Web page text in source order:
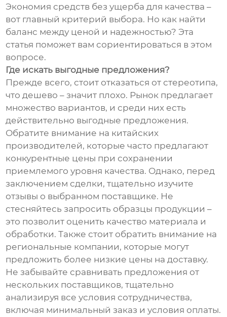
Экономия средств без ущерба для качества –
вот главный критерий выбора. Но как найти
баланс между ценой и надежностью? Эта
статья поможет вам сориентироваться в этом
вопросе.
Где искать выгодные предложения?
Прежде всего, стоит отказаться от стереотипа,
что дешево – значит плохо. Рынок предлагает
множество вариантов, и среди них есть
действительно выгодные предложения.
Обратите внимание на китайских
производителей, которые часто предлагают
конкурентные цены при сохранении
приемлемого уровня качества. Однако, перед
заключением сделки, тщательно изучите
отзывы о выбранном поставщике. Не
стесняйтесь запросить образцы продукции –
это позволит оценить качество материала и
обработки. Также стоит обратить внимание на
региональные компании, которые могут
предложить более низкие цены на доставку.
Не забывайте сравнивать предложения от
нескольких поставщиков, тщательно
анализируя все условия сотрудничества,
включая минимальный заказ и условия оплаты.